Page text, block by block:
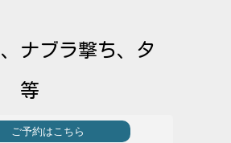
ナブラ撃ち、タ
等
ご予約はこちら